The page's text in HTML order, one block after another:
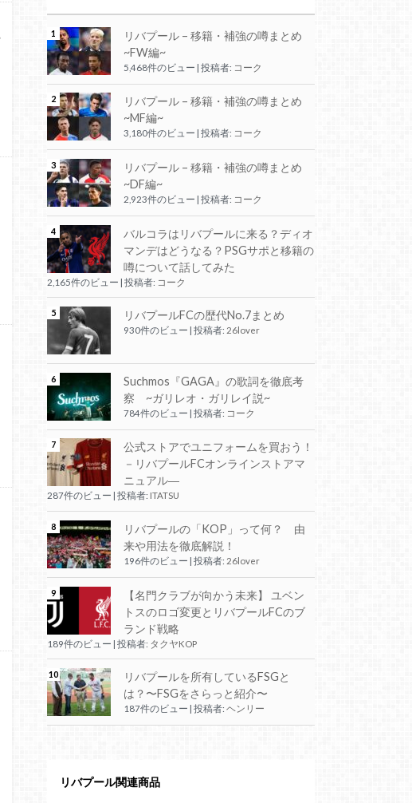
リバプール – 移籍・補強の噂まとめ
~FW編~
5,468件のビュー | 投稿者: コーク
リバプール – 移籍・補強の噂まとめ
~MF編~
3,180件のビュー 投稿者: コーク
リバプール – 移籍・補強の噂まとめ
~DF編~
2,923件のビュー | 投稿者: コーク
バルコラはリバプールに来る？ディオ
マンデはどうなる？PSGサポと移籍の
噂について話してみた
2,165件のビュー | 投稿者: コーク
リバプールFCの歴代No.7まとめ
930件のビュー 投稿者: 26lover
Suchmos『GAGA』の歌詞を徹底考
察 ~ガリレオ・ガリレイ説~
784件のビュー | 投稿者: コーク
公式ストアでユニフォームを買おう！
－リバプールFCオンラインストアマ
ニュアル―
287件のビュー 投稿者: ITATSU
リバプールの「KOP」って何？ 由
来や用法を徹底解説！
196件のビュー | 投稿者: 26lover
【名門クラブが向かう未来】 ユベン
トスのロゴ変更とリバプールFCのブ
ランド戦略
189件のビュー | 投稿者: タクヤKOP
リバプールを所有しているFSGと
は？〜FSGをさらっと紹介〜
187件のビュー 投稿者: ヘンリー
リバプール関連商品